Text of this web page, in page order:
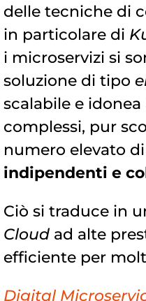
delle tecniche di
in particolare di
i microservizi si
soluzione di tipo
scalabile e
complessi, pur
numero elevato di
indipendenti e
Ciò si traduce in
Cloud ad alte
efficiente per
Digital